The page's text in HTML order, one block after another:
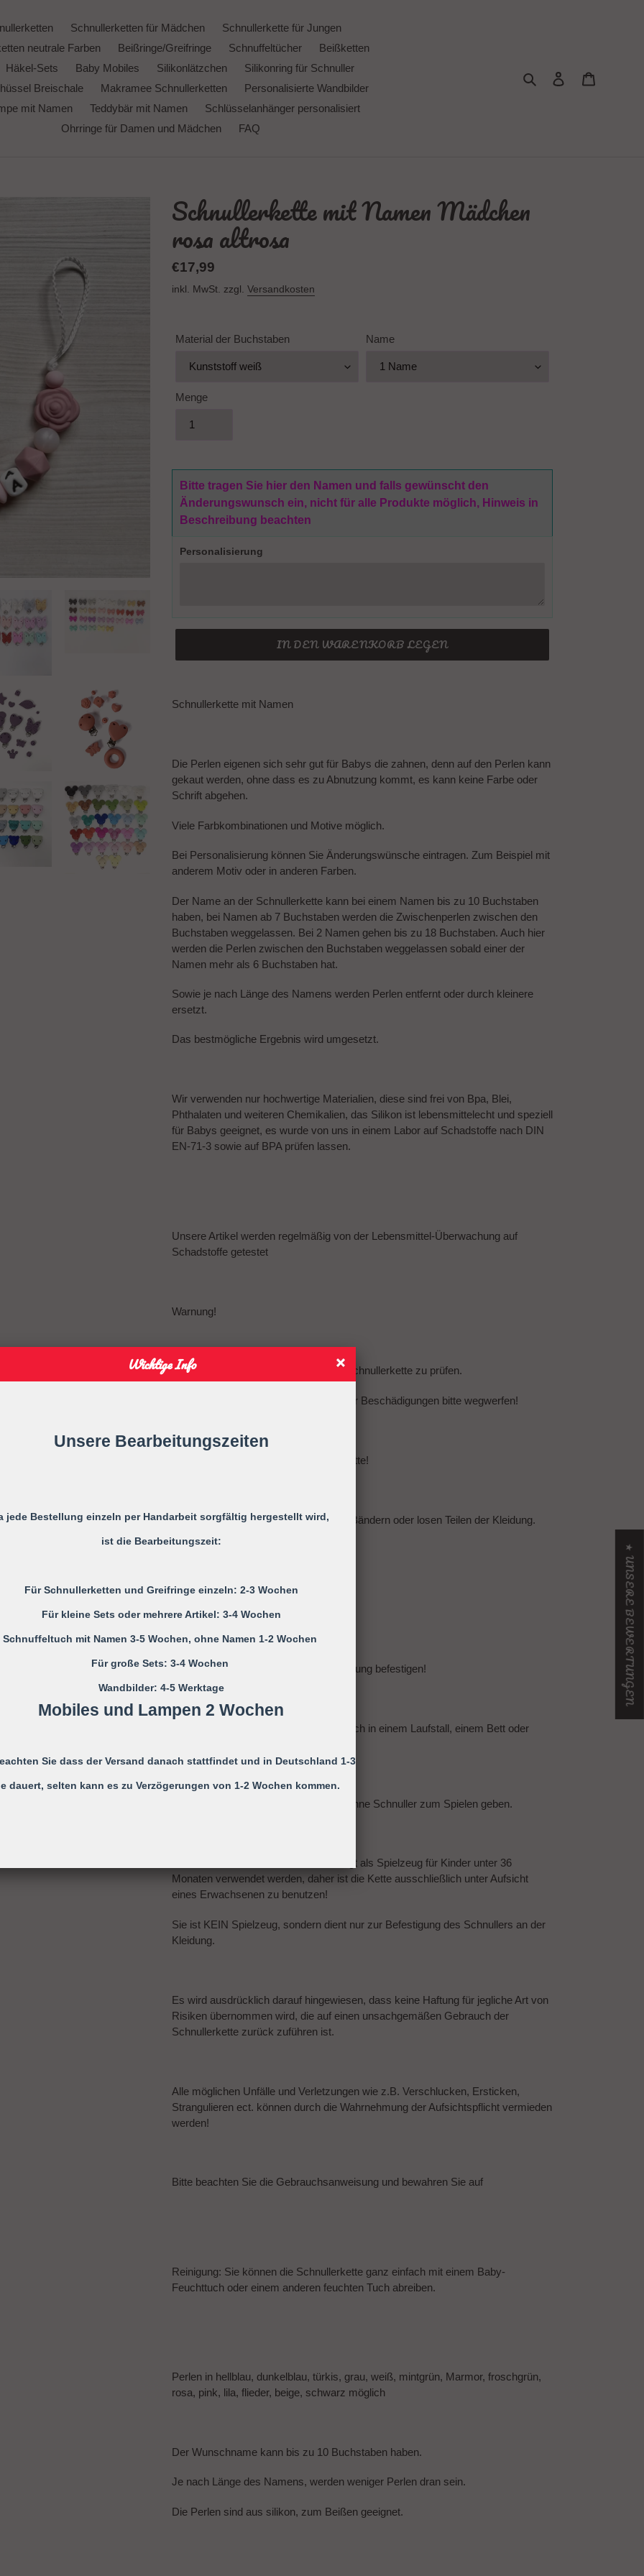
Schnullerketten für Mädchen
Schnullerkette für Jungen
neutrale Farben
Beißringe/Greifringe Schnuffeltücher
Beißketten
Häkel-Sets
Baby Mobiles Silikonlätzchen
Silikonring für Schnuller
Breischale
Makramee Schnullerketten
Personalisierte Wandbilder
mit Namen
Teddybär mit Namen
Schlüsselanhänger personalisiert
Ohrringe für Damen und Mädchen
FAQ
Suchen Einloggen
Schnullerkette mit Namen Mädchen
rosa altrosa
Normaler
Preis
€17,99
inkl. MwSt. zzgl. Versandkosten
Material der Buchstaben Name
Menge
Bitte tragen Sie hier den Namen und falls gewünscht den
Änderungswunsch ein, nicht für alle Produkte möglich, Hinweis in
Beschreibung beachten
Personalisierung
IN DEN WARENKORB LEGEN
wird
Schnullerkette mit Namen
Die Perlen eigenen sich sehr gut für Babys die zahnen, denn auf den Perlen kann
gekaut werden, ohne dass es zu Abnutzung kommt, es kann keine Farbe oder
Schrift abgehen.
Viele Farbkombinationen und Motive möglich.
Bei Personalisierung können Sie Änderungswünsche eintragen. Zum Beispiel mit
anderem Motiv oder in anderen Farben.
Der Name an der Schnullerkette kann bei einem Namen bis zu 10 Buchstaben
haben, bei Namen ab 7 Buchstaben werden die Zwischenperlen zwischen den
Buchstaben weggelassen. Bei 2 Namen gehen bis zu 18 Buchstaben. Auch hier
werden die Perlen zwischen den Buchstaben weggelassen sobald einer der
Namen mehr als 6 Buchstaben hat.
Sowie je nach Länge des Namens werden Perlen entfernt oder durch kleinere
ersetzt.
Das bestmögliche Ergebnis wird umgesetzt.
Wir verwenden nur hochwertige Materialien, diese sind frei von Bpa, Blei,
Phthalaten und weiteren Chemikalien, das Silikon ist lebensmittelecht und speziell
für Babys geeignet, es wurde von uns in einem Labor auf Schadstoffe nach DIN
EN-71-3 sowie auf BPA prüfen lassen.
Unsere Artikel werden regelmäßig von der Lebensmittel-Überwachung auf
Schadstoffe getestet
Warnung!
Vor jedem Gebrauch ist die gesamte Schnullerkette zu prüfen.
Bei ersten Anzeichen von Mängeln oder Beschädigungen bitte wegwerfen!
Verlängern Sie niemals die Schnullerkette!
Befestigen Sie sie niemals an Gurten, Bändern oder losen Teilen der Kleidung.
Ihr Kind kann sich strangulieren.
Gebrauchsanweisung
Bitte die Schnullerkette nur an der Kleidung befestigen!
Nicht verwenden, wenn der Säugling sich in einem Laufstall, einem Bett oder
Niemals die Schnullerkette dem Kind ohne Schnuller zum Spielen geben.
Die Schnullerkette darf nicht unbefestigt als Spielzeug für Kinder unter 36
Monaten verwendet werden, daher ist die Kette ausschließlich unter Aufsicht
eines Erwachsenen zu benutzen!
Sie ist KEIN Spielzeug, sondern dient nur zur Befestigung des Schnullers an der
Kleidung.
Es wird ausdrücklich darauf hingewiesen, dass keine Haftung für jegliche Art von
Risiken übernommen wird, die auf einen unsachgemäßen Gebrauch der
Schnullerkette zurück zuführen ist.
Alle möglichen Unfälle und Verletzungen wie z.B. Verschlucken, Ersticken,
Strangulieren ect. können durch die Wahrnehmung der Aufsichtspflicht vermieden
werden!
Bitte beachten Sie die Gebrauchsanweisung und bewahren Sie auf
Reinigung: Sie können die Schnullerkette ganz einfach mit einem Baby-
Feuchttuch oder einem anderen feuchten Tuch abreiben.
Perlen in hellblau, dunkelblau, türkis, grau, weiß, mintgrün, Marmor, froschgrün,
rosa, pink, lila, flieder, beige, schwarz möglich
Der Wunschname kann bis zu 10 Buchstaben haben.
Je nach Länge des Namens, werden weniger Perlen dran sein.
Die Perlen sind aus silikon, zum Beißen geeignet.
★ UNSERE BEWERTUNGEN
Wichtige Info
Unsere Bearbeitungszeiten
jede Bestellung einzeln per Handarbeit sorgfältig hergestellt wird,
ist die Bearbeitungszeit:
Für Schnullerketten und Greifringe einzeln: 2-3 Wochen
Für kleine Sets oder mehrere Artikel: 3-4 Wochen
Schnuffeltuch mit Namen 3-5 Wochen, ohne Namen 1-2 Wochen
Für große Sets: 3-4 Wochen
Wandbilder: 4-5 Werktage
Mobiles und Lampen 2 Wochen
Sie dass der Versand danach stattfindet und in Deutschland 1-3
dauert, selten kann es zu Verzögerungen von 1-2 Wochen kommen.